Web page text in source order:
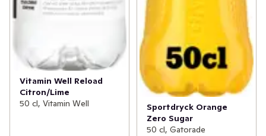
Vitamin Well Reload
Citron/Lime
50 cl, Vitamin Well
Sportdryck Orange
Zero Sugar
50 cl, Gatorade